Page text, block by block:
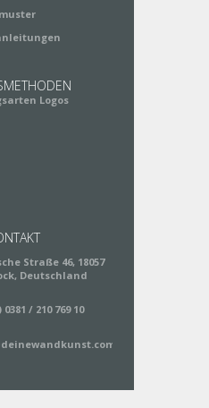
Straße 46, 18057
Deutschland
0381 / 210 769 10